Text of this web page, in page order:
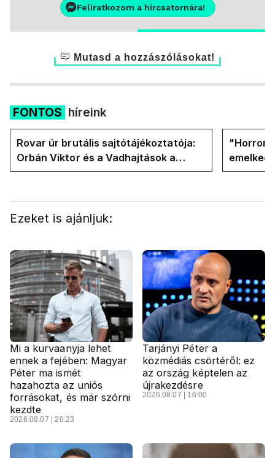
Feliratkozom a hírcsatornára!
Mutasd a hozzászólásokat!
FONTOS híreink
Rovar úr brutális sajtótájékoztatója:
Orbán Viktor és a Vadhajtások a
felelős a kialakult helyzetért
"Horror
oldalán
Ezeket is ajánljuk:
Mi a kurvaanyja lehet
ennek a fejében: Magyar
Péter ma ismét
hazahozta az uniós
forrásokat, és már szórni
kezdte
2026.08.07 | 20:23
Tarjányi Péter a
közmédiás csörtéről: ez
az ország képtelen az
újrakezdésre
2026.08.07 | 16:00